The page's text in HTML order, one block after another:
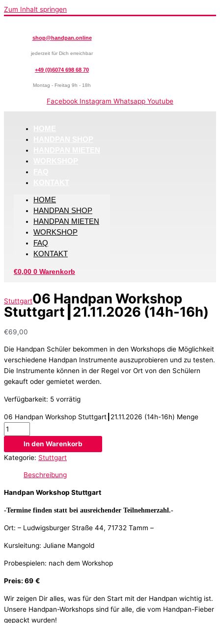
Zum Inhalt springen
shop@handpan.online
jederzeit für Dich erreichbar
+49 (0)6074 698 68 70
Montag - Freitag 9h - 18h
Facebook Instagram Whatsapp Youtube
HOME
HANDPAN SHOP
HANDPAN MIETEN
WORKSHOP
FAQ
KONTAKT
€0,00 0 Warenkorb
Stuttgart06 Handpan Workshop
Stuttgart┃21.11.2026 (14h-16h)
€69,00
Die Handpan Schüler bekommen in den Workshops die Möglichkeit
verschiedene Handpan Instrumente auszuprobieren und zu testen.
Die Instrumente können in der Regel vor Ort von den Schülern
gekauft oder gemietet werden.
Verfügbarkeit: 5 vorrätig
06 Handpan Workshop Stuttgart┃21.11.2026 (14h-16h) Menge
In den Warenkorb
Kategorie: Stuttgart
Beschreibung
Handpan Workshop Stuttgart
-Termine finden statt bei ausreichender Teilnehmerzahl.-
Ort: – Ludwigsburger Straße 44, 71732 Tamm –
Kursleitung: Juliane Mangold
Probespielen: nach dem Workshop
Preis: 69 €
Wir zeigen Dir alles, was für den Start mit der Handpan wichtig ist.
Unsere Handpan-Workshops sind für alle, die vom Handpan-Fieber
gepackt wurden!